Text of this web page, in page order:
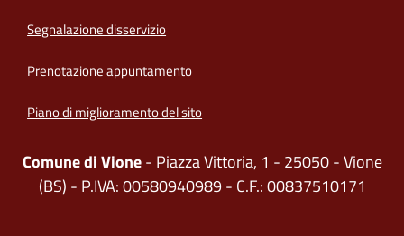
Segnalazione disservizio
Prenotazione appuntamento
Piano di miglioramento del sito
Comune di Vione- Piazza Vittoria, 1 - 25050 - Vione
(BS) - P.IVA: 00580940989 - C.F.: 00837510171